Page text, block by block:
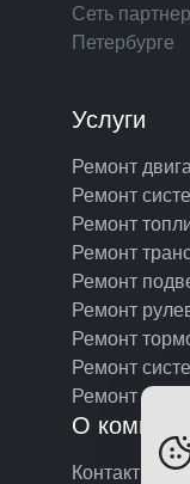
Сеть
Петербурге
Услуги
Ремонт
Ремонт
Ремонт
Ремонт
Ремонт
Ремонт
Ремонт
Ремонт
Ремонт
О компании
Контакты